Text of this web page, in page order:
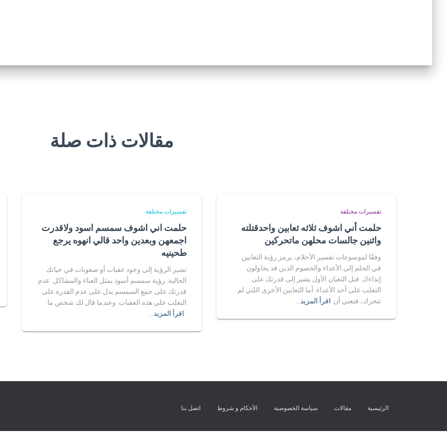
مقالات ذات صلة
تفسيرات مختلفة
حلمت أني اشوف ثلاثه ثعابين واحدقتلته
واثنين جالسات محلهن ماتحركين
وفقًا لموسوعات تفسير الأحلام، يرمز رؤية الثعابين
في الحلم إلى الأعداء والخصوم الذين قد يحاولون
إيذاءك. قتل الثعبان الأول يشير إلى قدرتك على
التغلب على أحد الأعداء. أما الثعابين الأخرى اللتي لم
تتحرك، فتعني أن اقرأ المزيد…
تفسيرات مختلفة
حلمت اني اشوف سمسم اسود ولاقدرت
اجمعهن وبعدين واحد قالي انهوه يرجع
طحينيه
تشير الرؤية إلى وجود عقبات أو صعوبات في حياتك
الحالية. رؤية سمسم أسود يمثل العناء والمشاكل. عدم
قدرتك على جمع السمسم يدل على عدم القدرة على
التغلب على هذه العقبات. وعندما قال لك شخص ما
اقرأ المزيد…
الرئيسية مقالات سياسة الخصوصية الأحكام و شروط اتصل بنا